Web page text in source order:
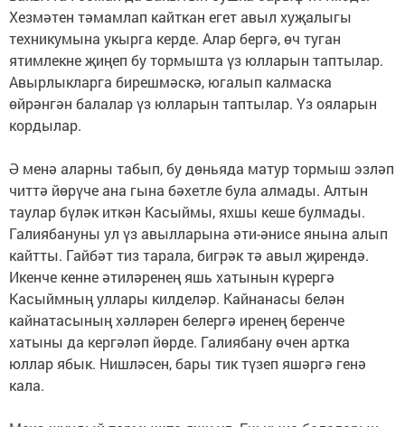
Хезмәтен тәмамлап кайткан егет авыл хуҗалыгы
техникумына укырга керде. Алар бергә, өч туган
ятимлекне җиңеп бу тормышта үз юлларын таптылар.
Авырлыкларга бирешмәскә, югалып калмаска
өйрәнгән балалар үз юлларын таптылар. Үз ояларын
кордылар.
Ә менә аларны табып, бу дөньяда матур тормыш эзләп
читтә йөрүче ана гына бәхетле була алмады. Алтын
таулар бүләк иткән Касыймы, яхшы кеше булмады.
Галиябануны ул үз авылларына әти-әнисе янына алып
кайтты. Гайбәт тиз тарала, бигрәк тә авыл җирендә.
Икенче кенне әтиләренең яшь хатынын күрергә
Касыймның уллары килделәр. Кайнанасы белән
кайнатасының хәлләрен белергә иренең беренче
хатыны да кергәләп йөрде. Галиябану өчен артка
юллар ябык. Нишләсен, бары тик түзеп яшәргә генә
кала.